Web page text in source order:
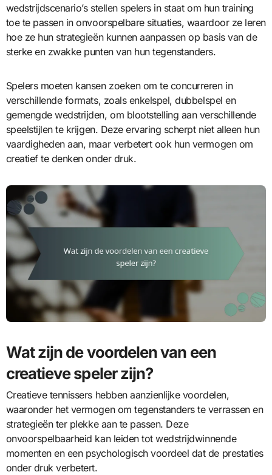
wedstrijdscenario’s stellen spelers in staat om hun training
toe te passen in onvoorspelbare situaties, waardoor ze leren
hoe ze hun strategieën kunnen aanpassen op basis van de
sterke en zwakke punten van hun tegenstanders.
Spelers moeten kansen zoeken om te concurreren in
verschillende formats, zoals enkelspel, dubbelspel en
gemengde wedstrijden, om blootstelling aan verschillende
speelstijlen te krijgen. Deze ervaring scherpt niet alleen hun
vaardigheden aan, maar verbetert ook hun vermogen om
creatief te denken onder druk.
Wat zijn de voordelen van een
creatieve speler zijn?
Creatieve tennissers hebben aanzienlijke voordelen,
waaronder het vermogen om tegenstanders te verrassen en
strategieën ter plekke aan te passen. Deze
onvoorspelbaarheid kan leiden tot wedstrijdwinnende
momenten en een psychologisch voordeel dat de prestaties
onder druk verbetert.